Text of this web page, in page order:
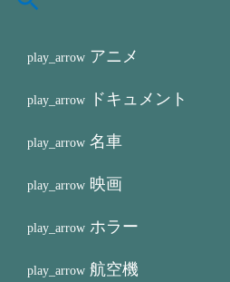
アニメ
ドキュメント
名車
映画
ホラー
航空機